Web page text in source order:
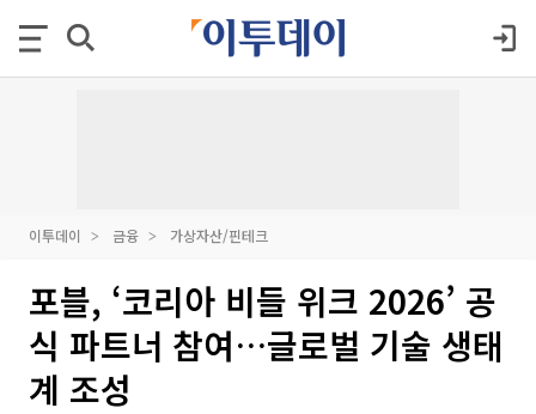
이투데이 금융 가상자산/핀테크
포블, ‘코리아 비들 위크 2026’ 공
식 파트너 참여…글로벌 기술 생태
계 조성